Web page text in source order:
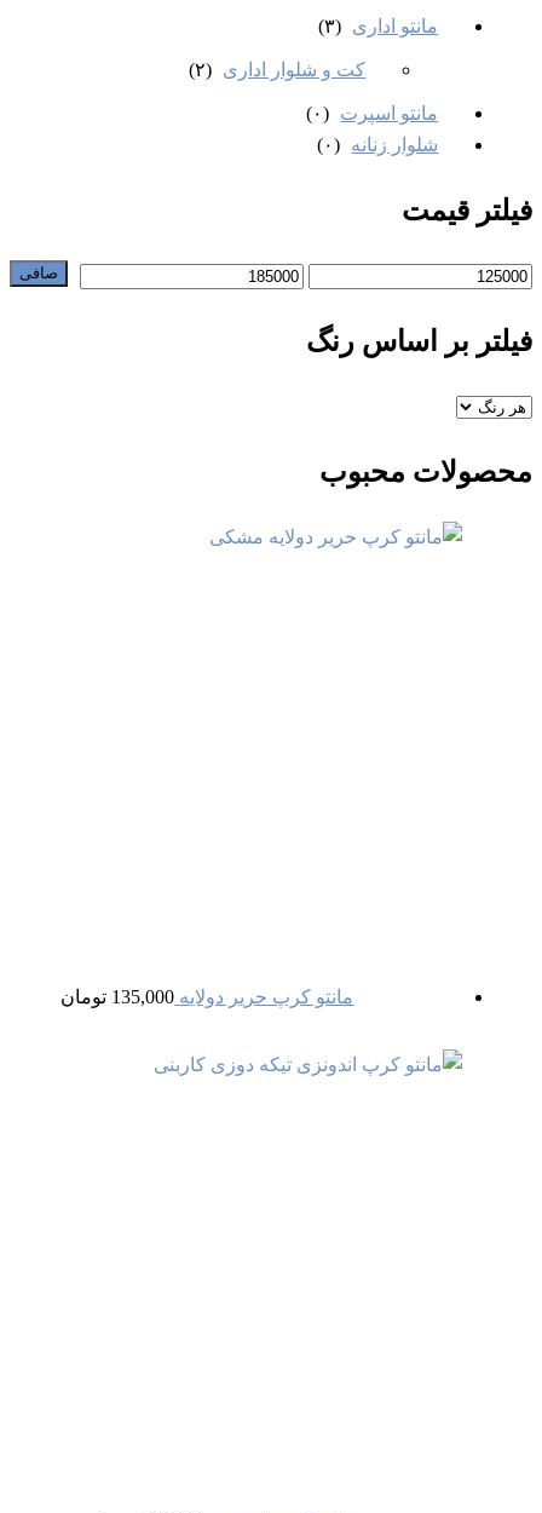
مانتو اداری (۳)
کت و شلوار اداری (۲)
مانتو اسپرت (۰)
شلوار زنانه (۰)
فیلتر قیمت
صافی
فیلتر بر اساس رنگ
محصولات محبوب
مانتو کرپ حریر دولایه 135,000 تومان